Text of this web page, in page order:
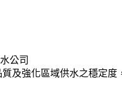
公司
及強化區域供水之穩定